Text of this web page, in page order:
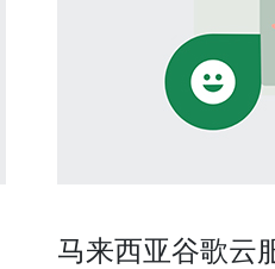
马来西亚谷歌云